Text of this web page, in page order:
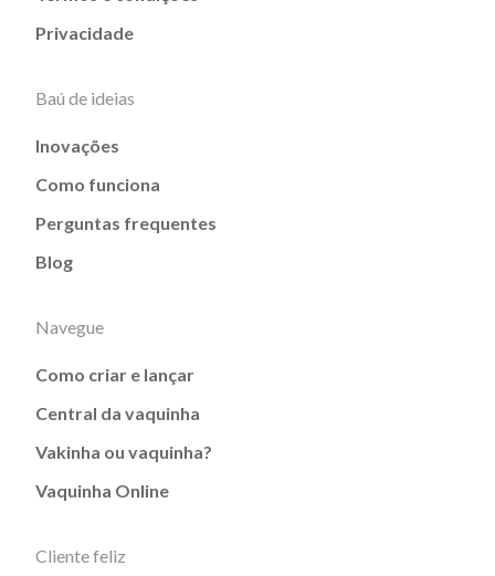
Privacidade
Baú de ideias
Inovações
Como funciona
Perguntas frequentes
Blog
Navegue
Como criar e lançar
Central da vaquinha
Vakinha ou vaquinha?
Vaquinha Online
Cliente feliz